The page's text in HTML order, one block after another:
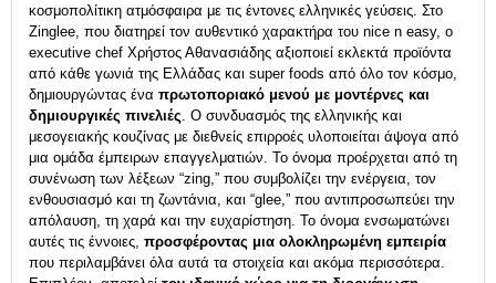
κοσμοπολίτικη ατμόσφαιρα με τις έντονες ελληνικές γεύσεις. Στο
Zinglee, που διατηρεί τον αυθεντικό χαρακτήρα του nice n easy, ο
executive chef Χρήστος Αθανασιάδης αξιοποιεί εκλεκτά προϊόντα
από κάθε γωνιά της Ελλάδας και super foods από όλο τον κόσμο,
δημιουργώντας ένα πρωτοποριακό μενού με μοντέρνες και
δημιουργικές πινελιές. Ο συνδυασμός της ελληνικής και
μεσογειακής κουζίνας με διεθνείς επιρροές υλοποιείται άψογα από
μια ομάδα έμπειρων επαγγελματιών. Το όνομα προέρχεται από τη
συνένωση των λέξεων “zing,” που συμβολίζει την ενέργεια, τον
ενθουσιασμό και τη ζωντάνια, και “glee,” που αντιπροσωπεύει την
απόλαυση, τη χαρά και την ευχαρίστηση. Το όνομα ενσωματώνει
αυτές τις έννοιες, προσφέροντας μια ολοκληρωμένη εμπειρία
που περιλαμβάνει όλα αυτά τα στοιχεία και ακόμα περισσότερα.